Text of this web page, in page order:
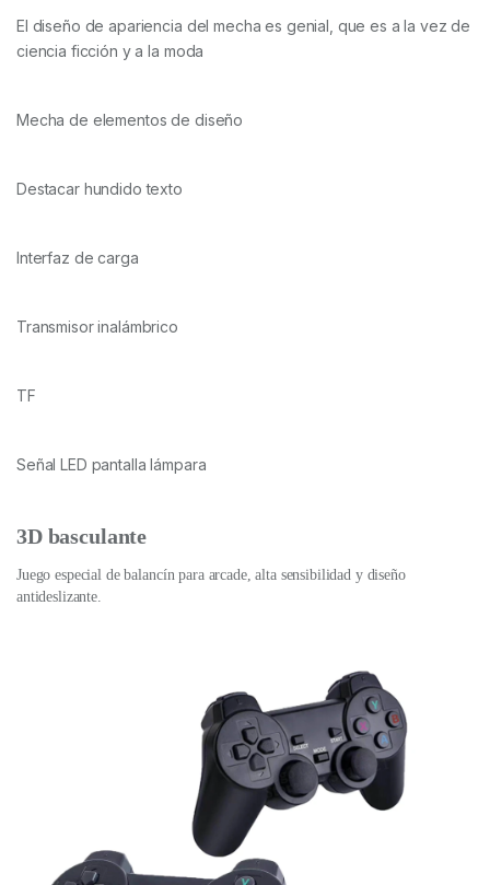
El diseño de apariencia del mecha es genial, que es a la vez de
ciencia ficción y a la moda
Mecha de elementos de diseño
Destacar hundido texto
Interfaz de carga
Transmisor inalámbrico
TF
Señal LED pantalla lámpara
3D basculante
Juego especial de balancín para arcade, alta sensibilidad y diseño
antideslizante.